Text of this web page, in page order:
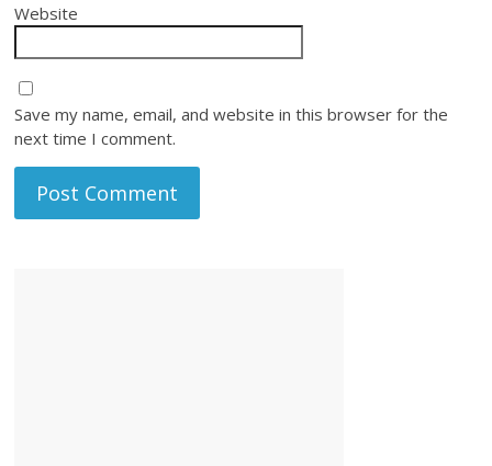
Website
Save my name, email, and website in this browser for the
next time I comment.